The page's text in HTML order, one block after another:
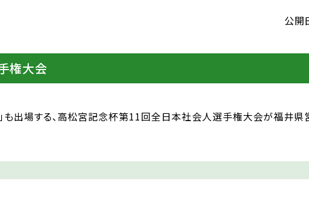
公開
権大会
も出場する、高松宮記念杯第11回全日本社会人選手権大会が福井県